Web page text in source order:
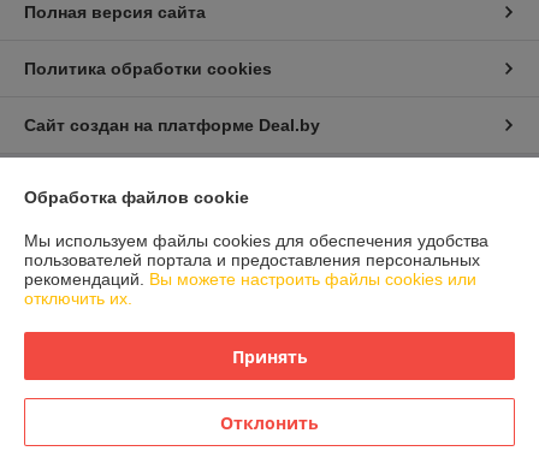
Полная версия сайта
Политика обработки cookies
Сайт создан на платформе Deal.by
Информация для покупателя
Юридическое лицо:Общество с ограниченной ответственностью
"ДаКроса"
220053, г. Минск, ул. Будславская, д. 23/1, мансардный этаж, комната
14-15
Регистрационный орган: Минский райисполком
Дата регистрации компании: 14.11.2008
Обработка файлов cookie
Мы используем файлы cookies для обеспечения удобства
пользователей портала и предоставления персональных
рекомендаций. Вы можете настроить файлы cookies или
отключить их.
Принять
Отклонить